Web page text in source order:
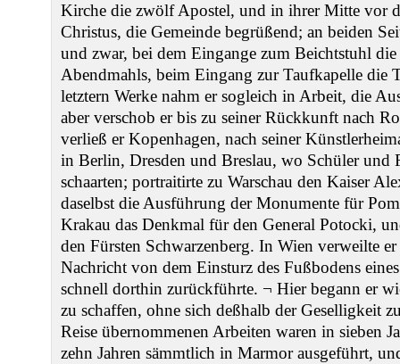
Kirche die zwölf Apostel, und in ihrer Mitte vor
Christus, die Gemeinde begrüßend; an beiden
und zwar, bei dem Eingange zum Beichtstuhl
Abendmahls, beim Eingang zur Taufkapelle die
letztern Werke nahm er sogleich in Arbeit, die
aber verschob er bis zu seiner Rückkunft nach
verließ er Kopenhagen, nach seiner
in Berlin, Dresden und Breslau, wo Schüler und
schaarten; portraitirte zu Warschau den Kaiser
daselbst die Ausführung der Monumente für
Krakau das Denkmal für den General Potocki,
den Fürsten Schwarzenberg. In Wien verweilte
Nachricht von dem Einsturz des Fußbodens
schnell dorthin zurückführte. ¬ Hier begann er
zu schaffen, ohne sich deßhalb der Geselligkeit
Reise übernommenen Arbeiten waren in sieben
zehn Jahren sämmtlich in Marmor ausgeführt,